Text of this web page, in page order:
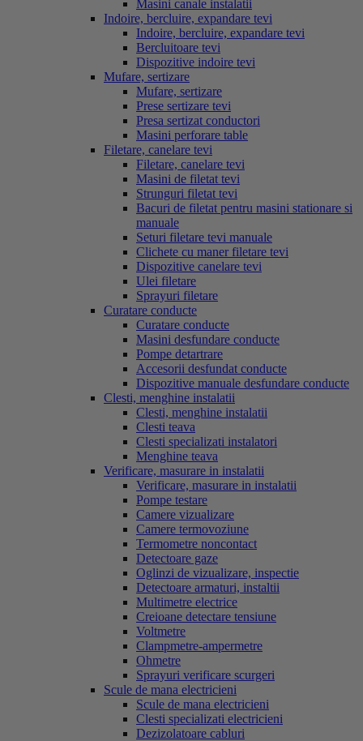
Masini canale instalatii
Indoire, bercluire, expandare tevi
Indoire, bercluire, expandare tevi
Bercluitoare tevi
Dispozitive indoire tevi
Mufare, sertizare
Mufare, sertizare
Prese sertizare tevi
Presa sertizat conductori
Masini perforare table
Filetare, canelare tevi
Filetare, canelare tevi
Masini de filetat tevi
Strunguri filetat tevi
Bacuri de filetat pentru masini stationare si
manuale
Seturi filetare tevi manuale
Clichete cu maner filetare tevi
Dispozitive canelare tevi
Ulei filetare
Sprayuri filetare
Curatare conducte
Curatare conducte
Masini desfundare conducte
Pompe detartrare
Accesorii desfundat conducte
Dispozitive manuale desfundare conducte
Clesti, menghine instalatii
Clesti, menghine instalatii
Clesti teava
Clesti specializati instalatori
Menghine teava
Verificare, masurare in instalatii
Verificare, masurare in instalatii
Pompe testare
Camere vizualizare
Camere termovoziune
Termometre noncontact
Detectoare gaze
Oglinzi de vizualizare, inspectie
Detectoare armaturi, instaltii
Multimetre electrice
Creioane detectare tensiune
Voltmetre
Clampmetre-ampermetre
Ohmetre
Sprayuri verificare scurgeri
Scule de mana electricieni
Scule de mana electricieni
Clesti specializati electricieni
Dezizolatoare cabluri